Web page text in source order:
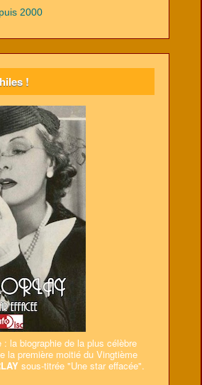
2000
!
: la biographie de la plus célèbre
la première moitié du Vingtième
sous-titrée "Une star effacée".